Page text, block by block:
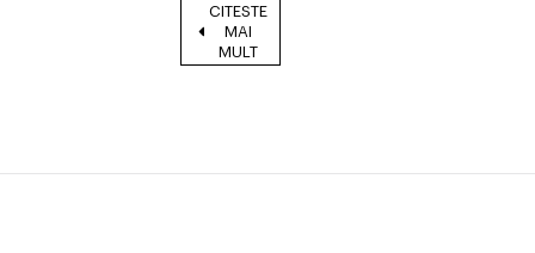
CITESTE
MAI
MULT